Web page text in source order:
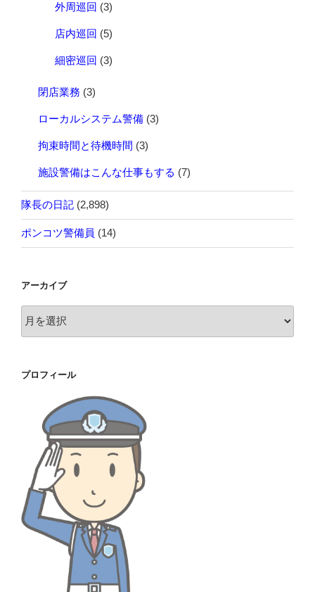
外周巡回 (3)
店内巡回 (5)
細密巡回 (3)
閉店業務 (3)
ローカルシステム警備 (3)
拘束時間と待機時間 (3)
施設警備はこんな仕事もする (7)
隊長の日記 (2,898)
ポンコツ警備員 (14)
アーカイブ
ー
ブ
プロフィール